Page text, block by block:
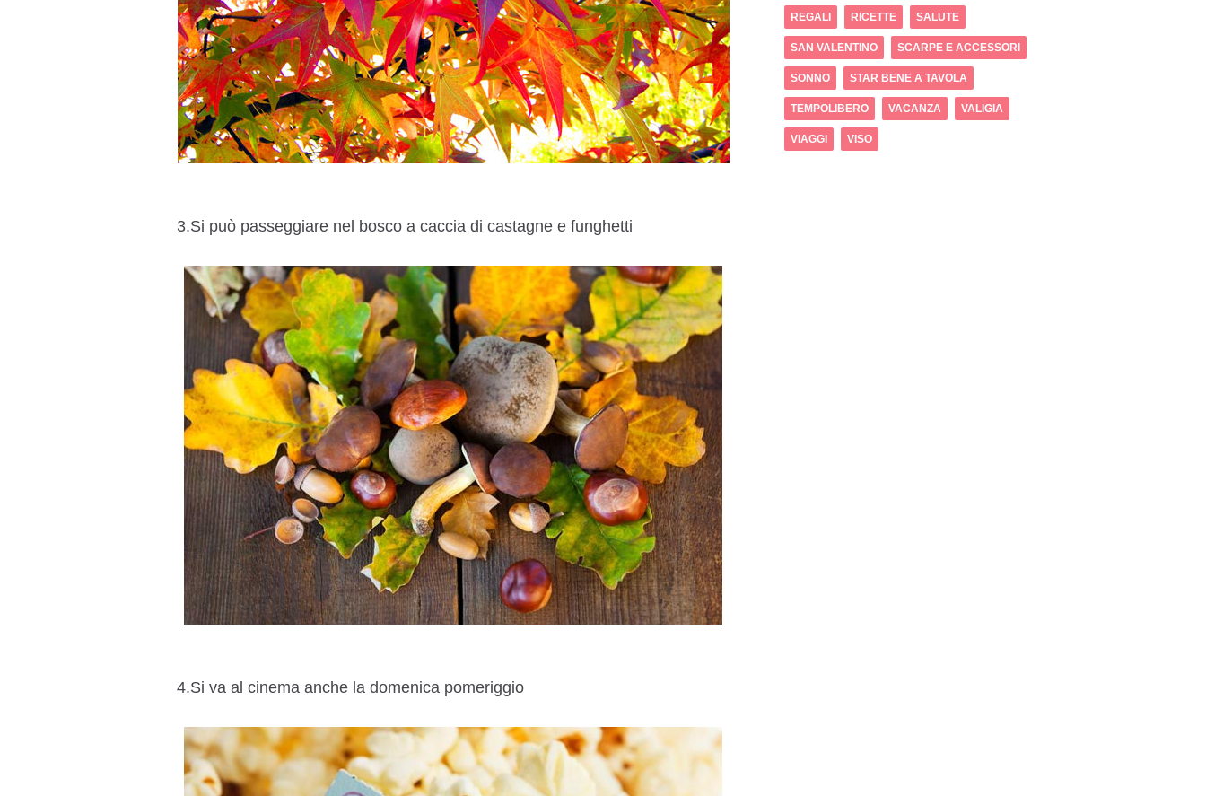
3.Si può passeggiare nel bosco a caccia di castagne e funghetti
4.Si va al cinema anche la domenica pomeriggio
REGALI RICETTE SALUTE
SAN VALENTINO SCARPE E ACCESSORI
SONNO STAR BENE A TAVOLA
TEMPOLIBERO VACANZA VALIGIA
VIAGGI VISO